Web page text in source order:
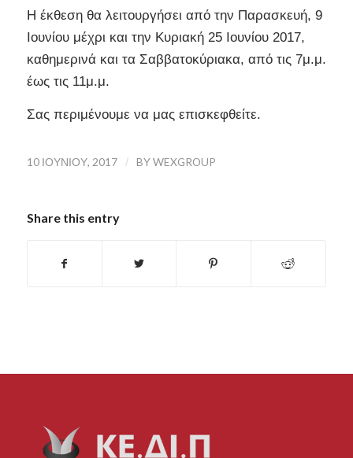
Η έκθεση θα λειτουργήσει από την Παρασκευή, 9
Ιουνίου μέχρι και την Κυριακή 25 Ιουνίου 2017,
καθημερινά και τα Σαββατοκύριακα, από τις 7μ.μ.
έως τις 11μ.μ.
Σας περιμένουμε να μας επισκεφθείτε.
10 ΙΟΥΝΊΟΥ, 2017 / BYWEXGROUP
Share this entry